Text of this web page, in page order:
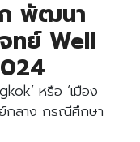
พัฒนา
ทย์ Well
หรือ ‘เมือง
ย์กลาง กรณีศึกษา